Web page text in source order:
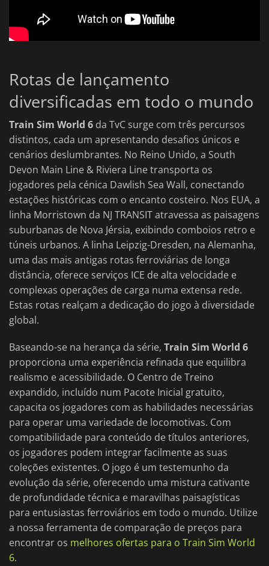
Rotas de lançamento
diversificadas em todo o mundo
Train Sim World 6 da TvC surge com três percursos
distintos, cada um apresentando desafios únicos e
cenários deslumbrantes. No Reino Unido, a South
Devon Main Line & Riviera Line transporta os
jogadores pela cénica Dawlish Sea Wall, conectando
estações históricas com o encanto costeiro. Nos EUA, a
linha Morristown da NJ TRANSIT atravessa as paisagens
suburbanas de Nova Jérsia, exibindo comboios retro e
túneis urbanos. A linha Leipzig-Dresden, na Alemanha,
uma das mais antigas rotas ferroviárias de longa
distância, oferece serviços ICE de alta velocidade e
complexas operações de carga numa extensa rede.
Estas rotas realçam a dedicação do jogo à diversidade
global.
Baseando-se na herança da série, Train Sim World 6
proporciona uma experiência refinada que equilibra
realismo e acessibilidade. O Centro de Treino
expandido, incluído num Pacote Inicial gratuito,
capacita os jogadores com as habilidades necessárias
para operar uma variedade de locomotivas. Com
compatibilidade para conteúdo de títulos anteriores,
os jogadores podem integrar facilmente as suas
coleções existentes. O jogo é um testemunho da
evolução da série, oferecendo uma mistura cativante
de profundidade técnica e maravilhas paisagísticas
para entusiastas ferroviários em todo o mundo. Utilize
a nossa ferramenta de comparação de preços para
encontrar os melhores ofertas para o Train Sim World
6.